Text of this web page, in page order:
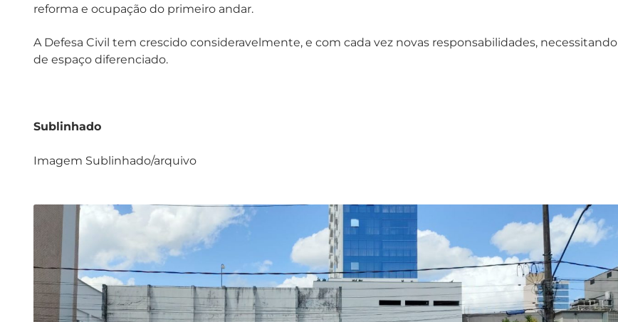
reforma e ocupação do primeiro andar.
A Defesa Civil tem crescido consideravelmente, e com cada vez novas responsabilidades, necessitando
de espaço diferenciado.
Sublinhado
Imagem Sublinhado/arquivo